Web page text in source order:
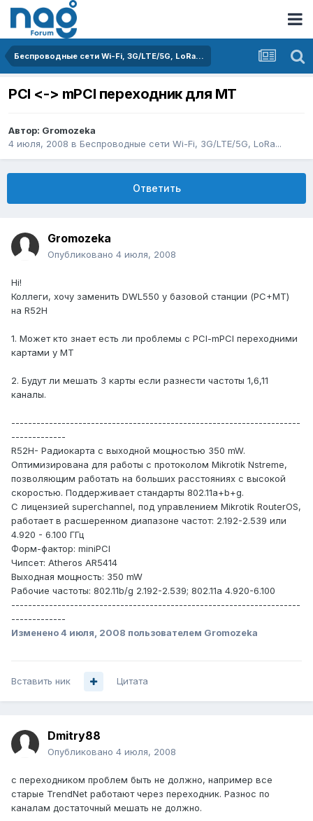
Беспроводные сети Wi-Fi, 3G/LTE/5G, LoRa...
PCI <-> mPCI переходник для MT
Автор: Gromozeka
4 июля, 2008 в Беспроводные сети Wi-Fi, 3G/LTE/5G, LoRa...
Ответить
Gromozeka
Опубликовано 4 июля, 2008
Hi!
Коллеги, хочу заменить DWL550 у базовой станции (PC+MT)
на R52H
1. Может кто знает есть ли проблемы с PCI-mPCI переходними
картами у MT
2. Будут ли мешать 3 карты если разнести частоты 1,6,11
каналы.
---------------------------------------------------------------------
-------------
R52H- Радиокарта с выходной мощностью 350 mW.
Оптимизирована для работы с протоколом Mikrotik Nstreme,
позволяющим работать на больших расстояниях с высокой
скоростью. Поддерживает стандарты 802.11a+b+g.
С лицензией superchannel, под управлением Mikrotik RouterOS,
работает в расшеренном диапазоне частот: 2.192-2.539 или
4.920 - 6.100 ГГц
Форм-фактор: miniPCI
Чипсет: Atheros AR5414
Выходная мощность: 350 mW
Рабочие частоты: 802.11b/g 2.192-2.539; 802.11a 4.920-6.100
---------------------------------------------------------------------
-------------
Изменено4 июля, 2008 пользователем Gromozeka
Вставить ник Цитата
Dmitry88
Опубликовано 4 июля, 2008
с переходником проблем быть не должно, например все
старые TrendNet работают через переходник. Разнос по
каналам достаточный мешать не должно.